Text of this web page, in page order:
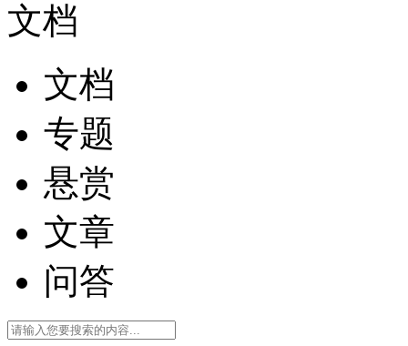
文档
文档
专题
悬赏
文章
问答